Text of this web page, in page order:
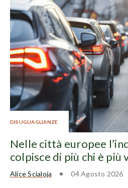
DISUGUAGLIANZE
Nelle città europee
colpisce di più chi è più
Alice Scialoja 04 Agosto 2026